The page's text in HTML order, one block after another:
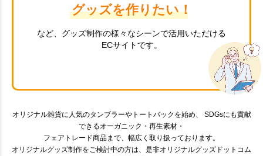
グッズを作りたい！
など、グッズ制作の様々なシーンで活用いただける
ECサイトです。
オリジナル雑貨に人気のタンブラーやトートバックを始め、 SDGsにも貢献
できるオーガニック・再生素材・
フェアトレード商品まで、幅広く取り扱っております。
オリジナルグッズ制作をご検討中の方は、是非オリジナルグッズドットコム